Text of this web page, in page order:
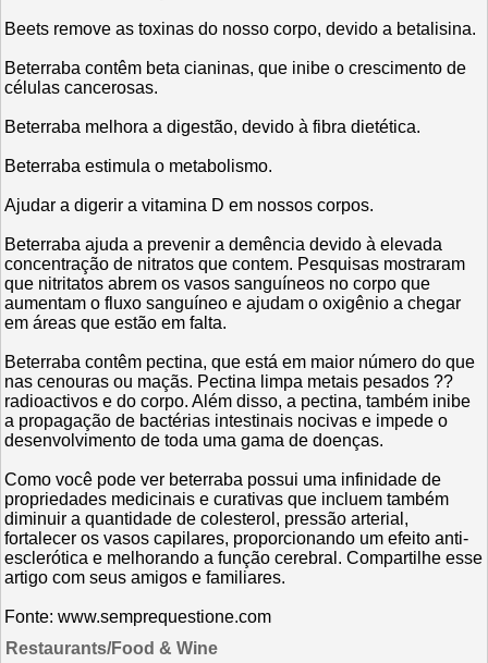
Beets remove as toxinas do nosso corpo, devido a betalisina.
Beterraba contêm beta cianinas, que inibe o crescimento de
células cancerosas.
Beterraba melhora a digestão, devido à fibra dietética.
Beterraba estimula o metabolismo.
Ajudar a digerir a vitamina D em nossos corpos.
Beterraba ajuda a prevenir a demência devido à elevada
concentração de nitratos que contem. Pesquisas mostraram
que nitritatos abrem os vasos sanguíneos no corpo que
aumentam o fluxo sanguíneo e ajudam o oxigênio a chegar
em áreas que estão em falta.
Beterraba contêm pectina, que está em maior número do que
nas cenouras ou maçãs. Pectina limpa metais pesados ??
radioactivos e do corpo. Além disso, a pectina, também inibe
a propagação de bactérias intestinais nocivas e impede o
desenvolvimento de toda uma gama de doenças.
Como você pode ver beterraba possui uma infinidade de
propriedades medicinais e curativas que incluem também
diminuir a quantidade de colesterol, pressão arterial,
fortalecer os vasos capilares, proporcionando um efeito anti-
esclerótica e melhorando a função cerebral. Compartilhe esse
artigo com seus amigos e familiares.
Fonte: www.semprequestione.com
Restaurants/Food & Wine